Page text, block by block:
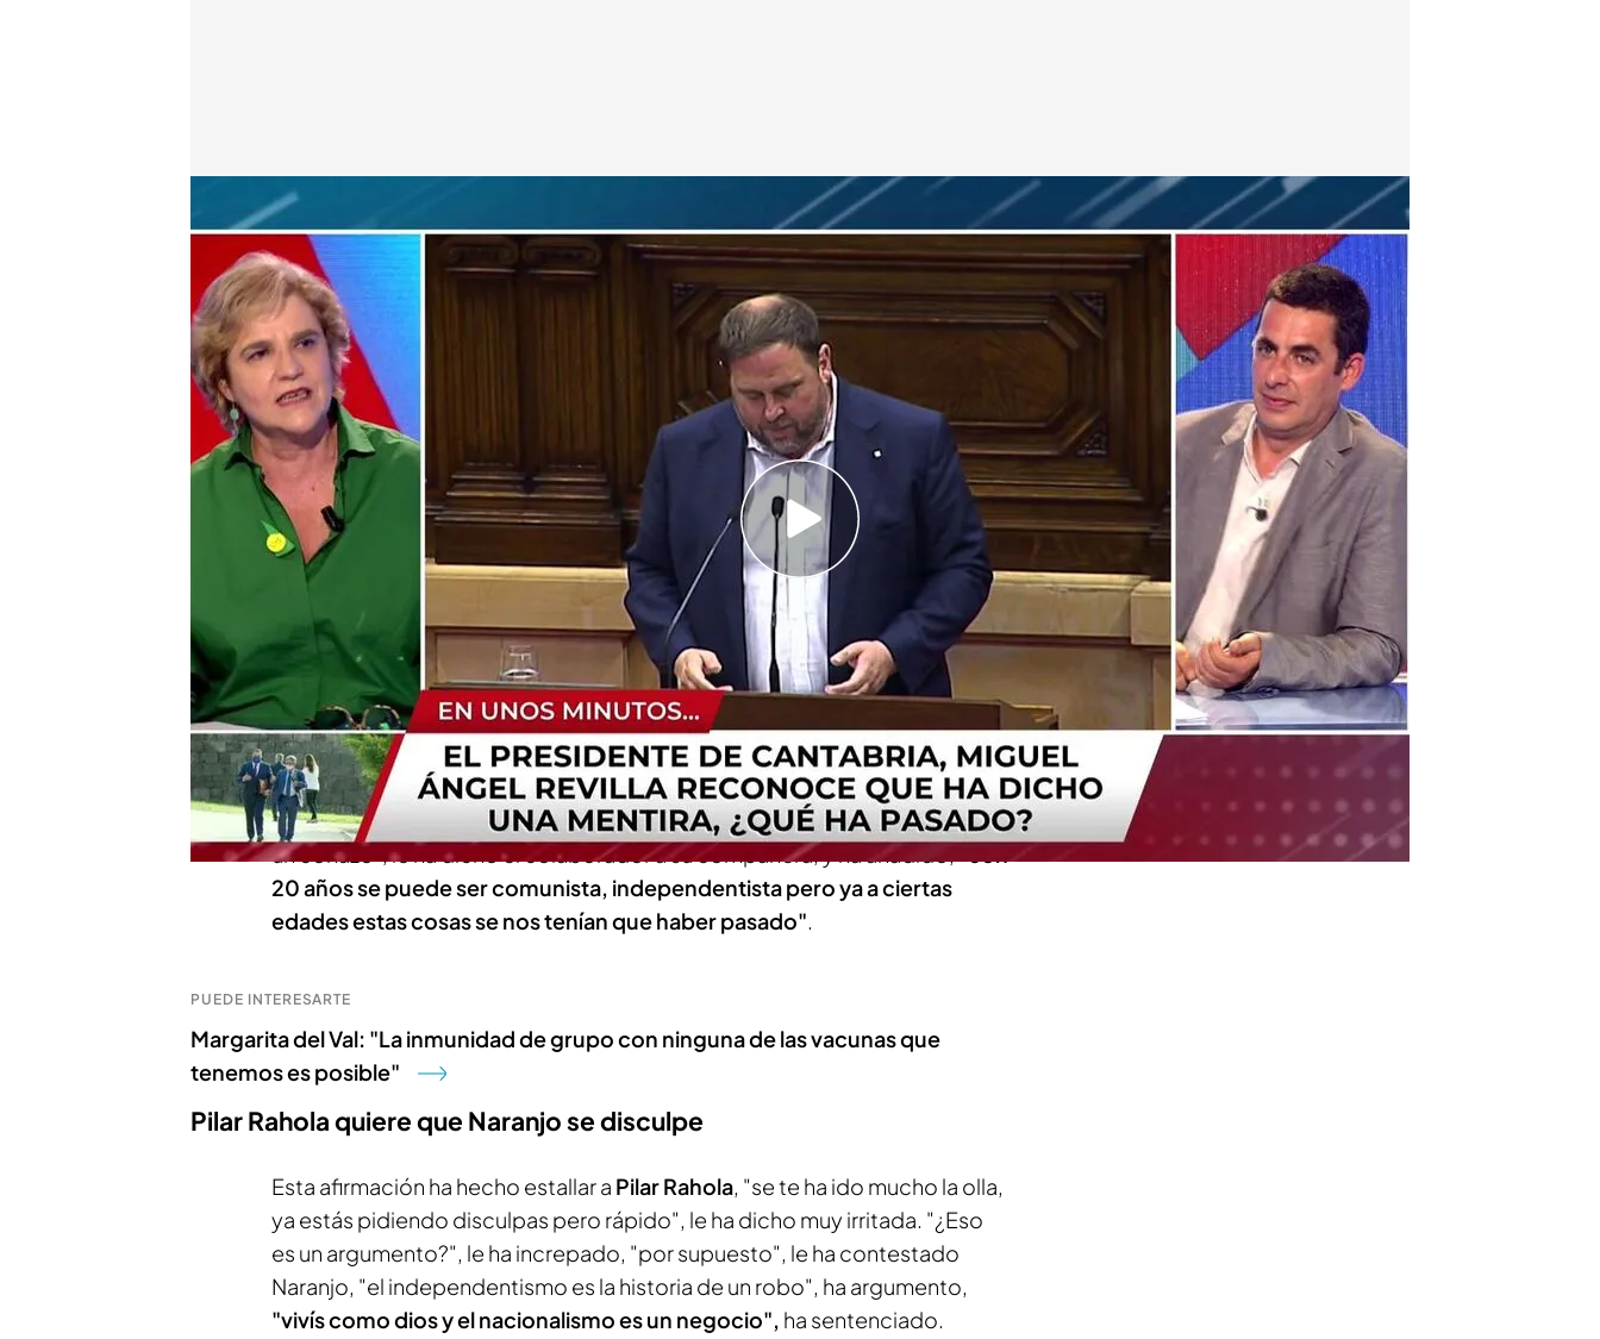
Pilar Rahola y Antonio Naranjo, en Todo es mentira
cuatro.com
08 JUN 2021 - 17:59h.
Antonio Naranjo, a los independentistas: "Vivís como dios y el
nacionalismo es un negocio"
Pilar Rahola, en 'Todo es mentira': "Estoy hasta las narices de escuchar
a reaccionarios cavernarios"
¿Son los indultos una solución para el conflicto independentista?
Compartir
El tema de los indultosy elindependentismoha hecho quePilar Rahola y
Antonio Naranjoprotagonizaran un fuerte enfrentamiento en 'Todo es
mentira'.
Los dos periodistas han dado su punto de vista en el plató, "me parecéis
un coñazo", le ha dicho el colaborador a su compañera, y ha añadido,
20 años se puede ser comunista, independentista pero ya a ciertas
edades estas cosas se nos tenían que haber pasado".
PUEDE INTERESARTE
Margarita del Val: "La inmunidad de grupo con ninguna de las vacunas que
tenemos es posible"
Pilar Rahola quiere que Naranjo se disculpe
Esta afirmación ha hecho estallar a Pilar Rahola, "se te ha ido mucho la olla,
ya estás pidiendo disculpas pero rápido", le ha dicho muy irritada. "¿Eso
es un argumento?", le ha increpado, "por supuesto", le ha contestado
Naranjo, "el independentismo es la historia de un robo", ha argumento,
"vivís como dios y el nacionalismo es un negocio", ha sentenciado.